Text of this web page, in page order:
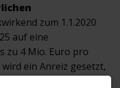
zum 1.1.2020
auf eine
zu 4 Mio. Euro pro
ein Anreiz gesetzt,